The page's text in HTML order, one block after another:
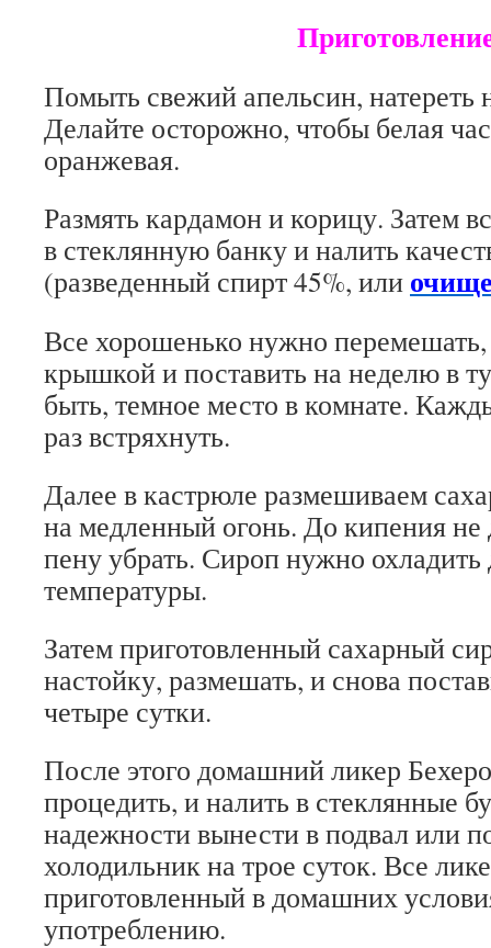
Помыть свежий апельсин, натереть
Делайте осторожно, чтобы белая
оранжевая.
Размять кардамон и корицу. Затем
в стеклянную банку и налить
(разведенный спирт 45%, или
Все хорошенько нужно
крышкой и поставить на неделю в
быть, темное место в комнате.
раз встряхнуть.
Далее в кастрюле размешиваем
на медленный огонь. До кипения не
пену убрать. Сироп нужно
температуры.
Затем приготовленный сахарный
настойку, размешать, и снова
четыре сутки.
После этого домашний ликер
процедить, и налить в стеклянные
надежности вынести в подвал или
холодильник на трое суток. Все
приготовленный в домашних
употреблению.